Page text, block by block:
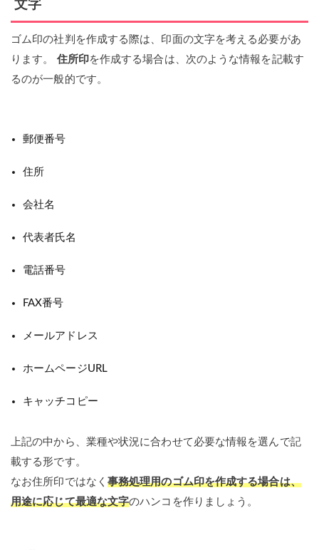
文字
ゴム印の社判を作成する際は、印面の文字を考える必要があ
ります。 住所印を作成する場合は、次のような情報を記載す
るのが一般的です。
郵便番号
住所
会社名
代表者氏名
電話番号
FAX番号
メールアドレス
ホームページURL
キャッチコピー
上記の中から、業種や状況に合わせて必要な情報を選んで記
載する形です。
なお住所印ではなく 事務処理用のゴム印を作成する場合は、
用途に応じて最適な文字のハンコを作りましょう。